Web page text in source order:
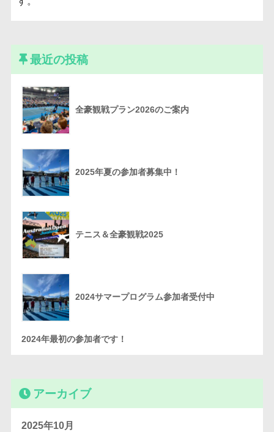
最近の投稿
全豪観戦プラン2026のご案内
2025年夏の参加者募集中！
テニス＆全豪観戦2025
2024サマープログラム参加者受付中
2024年最初の参加者です！
アーカイブ
2025年10月